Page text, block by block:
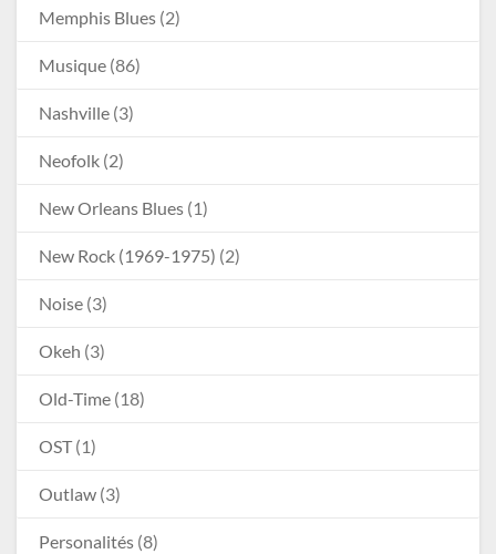
Memphis Blues (2)
Musique (86)
Nashville (3)
Neofolk (2)
New Orleans Blues (1)
New Rock (1969-1975) (2)
Noise (3)
Okeh (3)
Old-Time (18)
OST(1)
Outlaw (3)
Personalités (8)